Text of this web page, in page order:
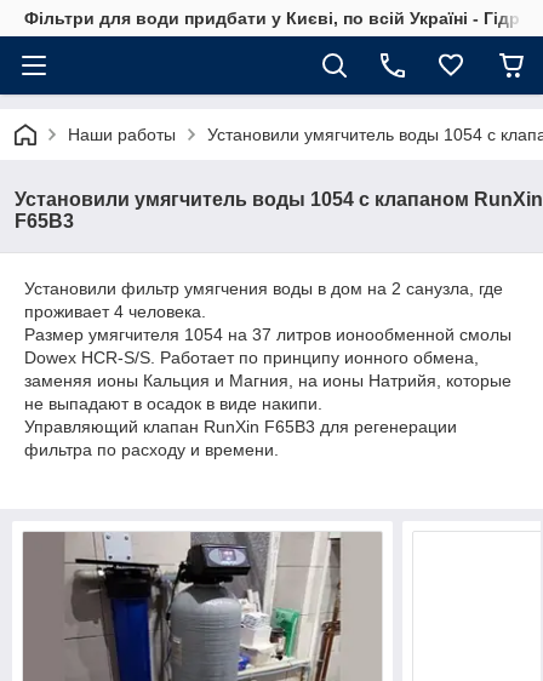
Фільтри для води придбати у Києві, по всій Україні - Гідро-
Наши работы Установили умягчитель воды 1054 с
Установили умягчитель воды 1054 с клапаном RunXin
F65B3
Установили фильтр умягчения воды в дом на 2 санузла, где
проживает 4 человека.
Размер умягчителя 1054 на 37 литров ионообменной смолы
Dowex HCR-S/S. Работает по принципу ионного обмена,
заменяя ионы Кальция и Магния, на ионы Натрийя, которые
не выпадают в осадок в виде накипи.
Управляющий клапан RunXin F65B3 для регенерации
фильтра по расходу и времени.